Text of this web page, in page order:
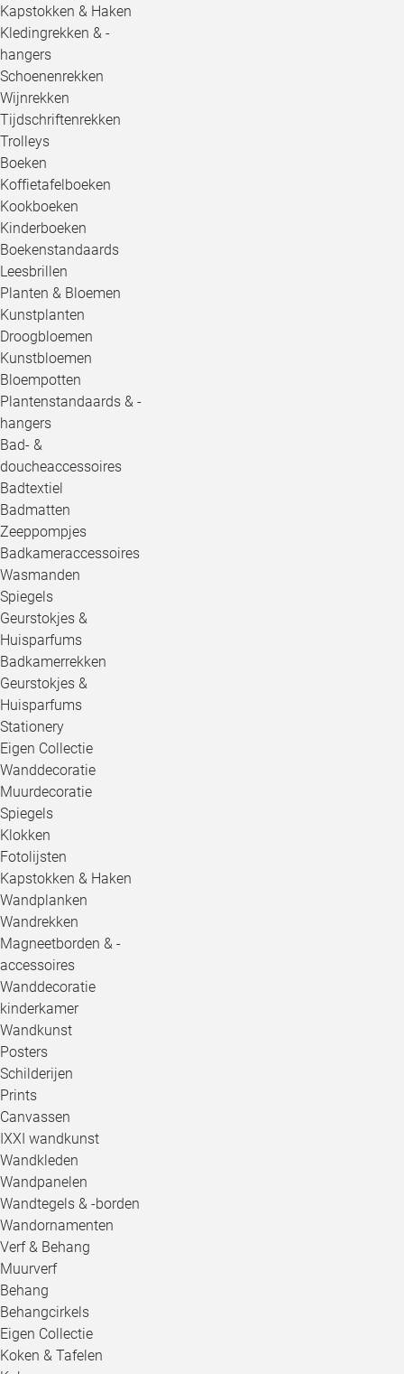
Kapstokken & Haken
Kledingrekken & -
hangers
Schoenenrekken
Wijnrekken
Tijdschriftenrekken
Trolleys
Boeken
Koffietafelboeken
Kookboeken
Kinderboeken
Boekenstandaards
Leesbrillen
Planten & Bloemen
Kunstplanten
Droogbloemen
Kunstbloemen
Bloempotten
Plantenstandaards & -
hangers
Bad- &
doucheaccessoires
Badtextiel
Badmatten
Zeeppompjes
Badkameraccessoires
Wasmanden
Spiegels
Geurstokjes &
Huisparfums
Badkamerrekken
Geurstokjes &
Huisparfums
Stationery
Eigen Collectie
Wanddecoratie
Muurdecoratie
Spiegels
Klokken
Fotolijsten
Kapstokken & Haken
Wandplanken
Wandrekken
Magneetborden & -
accessoires
Wanddecoratie
kinderkamer
Wandkunst
Posters
Schilderijen
Prints
Canvassen
IXXI wandkunst
Wandkleden
Wandpanelen
Wandtegels & -borden
Wandornamenten
Verf & Behang
Muurverf
Behang
Behangcirkels
Eigen Collectie
Koken & Tafelen